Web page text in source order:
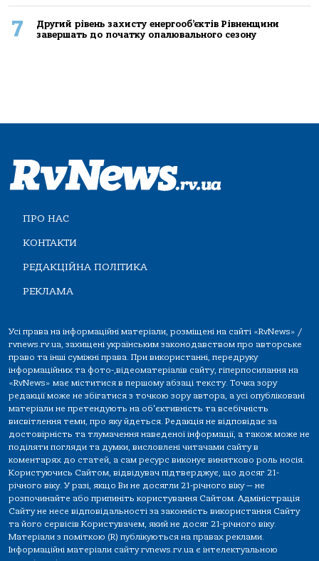
7
Другий рівень захисту енергооб’єктів Рівненщини
завершать до початку опалювального сезону
ПРО НАС
КОНТАКТИ
РЕДАКЦІЙНА ПОЛІТИКА
РЕКЛАМА
Усі права на інформаційні матеріали, розміщені на сайті «RvNews» /
rvnews.rv.ua, захищені українським законодавством про авторське
право та інші суміжні права. При використанні, передруку
інформаційних та фото-,відеоматеріалів сайту, гіперпосилання на
«RvNews» має міститися в першому абзаці тексту. Точка зору
редакції може не збігатися з точкою зору автора, а усі опубліковані
матеріали не претендують на об'єктивність та всебічність
висвітлення теми, про яку йдеться. Редакція не відповідає за
достовірність та тлумачення наведеної інформації, а також може не
поділяти погляди та думки, висловлені читачами сайту в
коментарях до статей, а сам ресурс виконує винятково роль носія.
Користуючись Сайтом, відвідувач підтверджує, що досяг 21-
річного віку. У разі, якщо Ви не досягли 21-річного віку — не
розпочинайте або припиніть користування Сайтом. Адміністрація
Сайту не несе відповідальності за законність використання Сайту
та його сервісів Користувачем, який не досяг 21-річного віку.
Матеріали з поміткою (R) публікуються на правах реклами.
Інформаційні матеріали сайту rvnews.rv.ua є інтелектуальною